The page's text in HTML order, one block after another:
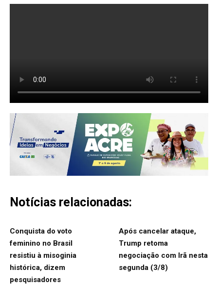
Notícias relacionadas:
Conquista do voto
feminino no Brasil
resistiu à misoginia
histórica, dizem
pesquisadores
Após cancelar ataque,
Trump retoma
negociação com Irã nesta
segunda (3/8)